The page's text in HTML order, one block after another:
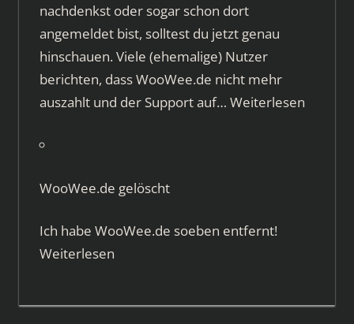
nachdenkst oder sogar schon dort
angemeldet bist, solltest du jetzt genau
hinschauen. Viele (ehemalige) Nutzer
berichten, dass WooWee.de nicht mehr
auszahlt und der Support auf… Weiterlesen
WooWee.de gelöscht
Ich habe WooWee.de soeben entfernt!
Weiterlesen